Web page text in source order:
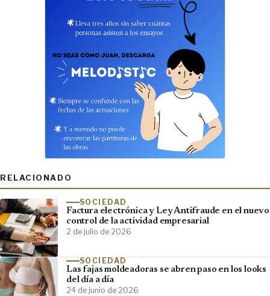
RELACIONADO
SOCIEDAD
Factura electrónica y Ley Antifraude en el nuevo
control de la actividad empresarial
2 de julio de 2026
SOCIEDAD
Las fajas moldeadoras se abren paso en los looks
del día a día
24 de junio de 2026